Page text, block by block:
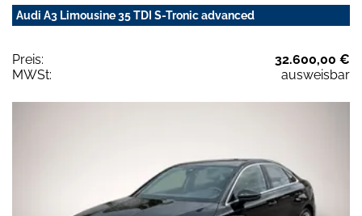
Audi A3 Limousine 35 TDI S-Tronic advanced
Preis:
32.600,00 €
MWSt:
ausweisbar